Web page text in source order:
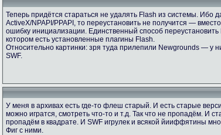
Теперь придётся стараться не удалять Flash из системы. Ибо
ActiveX/NPAPI/PPAPI, то переустановить не получится —
ошибку инициализации. Единственный способ
котором есть установленные плагины Flash.
Относительно картинки: зря туда прилепили Newgrounds — у
SWF.
У меня в архивах есть где-то флеш старый. И есть старые
можно игратся, смотреть что-то и т.д. Так что не пропадём. И
пропадём в квадрате. И SWF игрулек и всякой йииффятины
Фиг с ними.